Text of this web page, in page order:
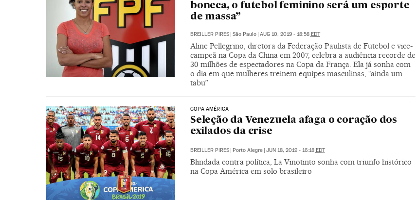
boneca, o futebol feminino será um esporte
de massa”
BREILLER PIRES | São Paulo | AUG 10, 2019 - 18:58 EDT
Aline Pellegrino, diretora da Federação Paulista de Futebol e vice-
campeã na Copa da China em 2007, celebra a audiência recorde de
30 milhões de espectadores na Copa da França. Ela já sonha com
o dia em que mulheres treinem equipes masculinas, “ainda um
tabu”
COPA AMÉRICA
Seleção da Venezuela afaga o coração dos
exilados da crise
BREILLER PIRES | Porto Alegre | JUN 18, 2019 - 16:18 EDT
Blindada contra política, La Vinotinto sonha com triunfo histórico
na Copa América em solo brasileiro